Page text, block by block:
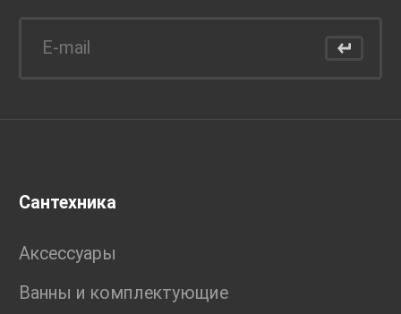
Сантехника
Аксессуары
Ванны и комплектующие